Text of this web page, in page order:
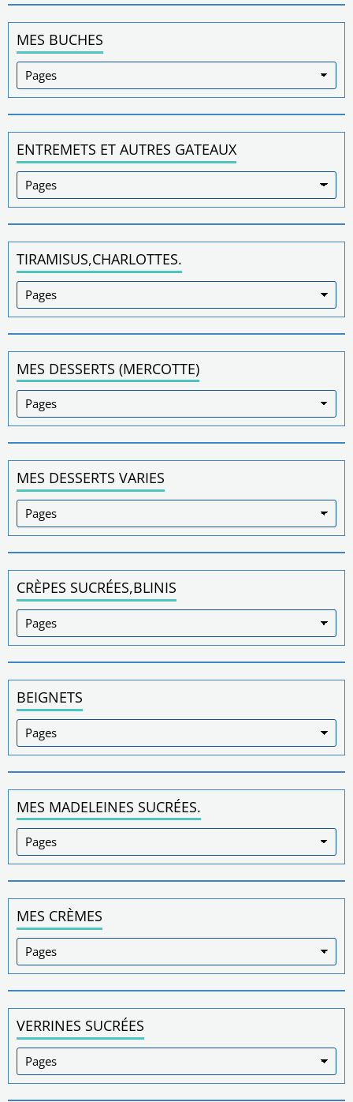
MES BUCHES
ENTREMETS ET AUTRES GATEAUX
TIRAMISUS,CHARLOTTES.
MES DESSERTS (MERCOTTE)
MES DESSERTS VARIES
CRÈPES SUCRÉES,BLINIS
BEIGNETS
MES MADELEINES SUCRÉES.
MES CRÈMES
VERRINES SUCRÉES